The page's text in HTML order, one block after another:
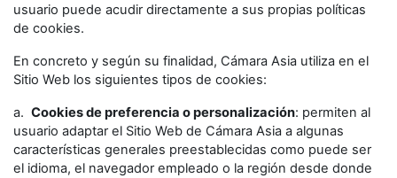
usuario puede acudir directamente a sus propias políticas
de cookies.
En concreto y según su finalidad, Cámara Asia utiliza en el
Sitio Web los siguientes tipos de cookies:
a. Cookies de preferencia o personalización: permiten al
usuario adaptar el Sitio Web de Cámara Asia a algunas
características generales preestablecidas como puede ser
el idioma, el navegador empleado o la región desde donde